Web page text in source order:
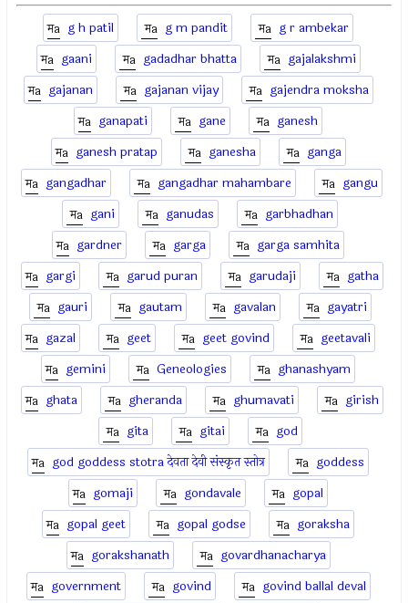
g h patil g m pandit
g r ambekar
gaani
gadadhar bhatta
gajalakshmi
gajanan
gajanan vijay
gajendra moksha
ganapati
gane
ganesh
ganesh pratap
ganesha
ganga
gangadhar
gangadhar mahambare
gangu
gani
ganudas
garbhadhan
gardner
garga
garga samhita
gargi
garud puran garudaji
gatha
gauri
gautam gavalan
gayatri
gazal
geet geet govind
geetavali
gemini
Geneologies
ghanashyam
ghata
gheranda ghumavati
girish
gita
gitai
god
god goddess stotra देवता देवी संस्कृत स्तोत्र
goddess
gomaji
gondavale
gopal
gopal geet
gopal godse
goraksha
gorakshanath
govardhanacharya
government
govind
govind ballal deval